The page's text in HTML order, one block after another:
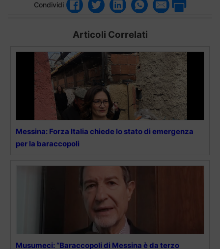
Condividi
Articoli Correlati
Messina: Forza Italia chiede lo stato di emergenza
per la baraccopoli
Musumeci: “Baraccopoli di Messina è da terzo